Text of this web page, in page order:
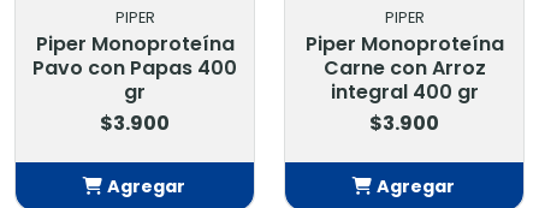
PIPER
Piper Monoproteína
Pavo con Papas 400
gr
$3.900
Agregar
PIPER
Piper Monoproteína
Carne con Arroz
integral 400 gr
$3.900
Agregar